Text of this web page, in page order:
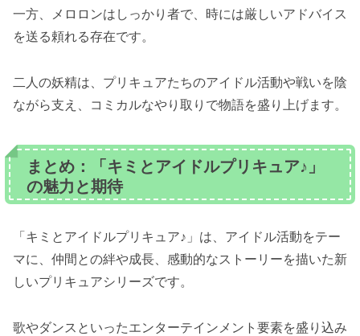
一方、メロロンはしっかり者で、時には厳しいアドバイス
を送る頼れる存在です。
二人の妖精は、プリキュアたちのアイドル活動や戦いを陰
ながら支え、コミカルなやり取りで物語を盛り上げます。
まとめ：「キミとアイドルプリキュア♪」
の魅力と期待
「キミとアイドルプリキュア♪」は、アイドル活動をテー
マに、仲間との絆や成長、感動的なストーリーを描いた新
しいプリキュアシリーズです。
歌やダンスといったエンターテインメント要素を盛り込み